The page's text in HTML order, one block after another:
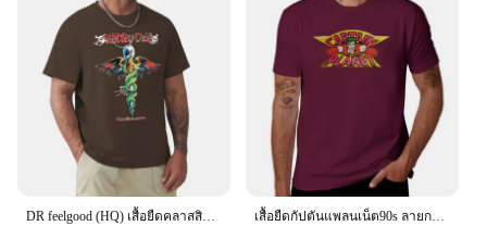
Size and Quantity: Available in Multiple Sizes and
Packs
Features:
|Classic Champion Tshirt|Vendors|
**Timeless Design and Quality**
Step into the world of classic sportswear with our
Champion T-shirt, a garment that combines timeless
design with unparalleled comfort. Crafted from
DR feelgood (HQ) เสื้อยืดคลาสสิกเสื้อเบลาส์รุ่นใหม่เสื้อยืดแชมป์ เสื้อยืดกัปตันแพลนเน็ต90s ลายการ์ตูนคลาสสิกเสื้อยืดผู้ชายเสื้อยืดผู้หญิงแฟชั่นแบบศุลกากรแชมเปี้ยน